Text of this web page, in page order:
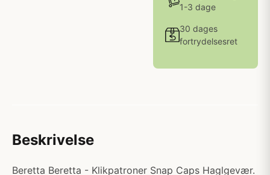
1-3 dage
30 dages
fortrydelsesret
Beskrivelse
Beretta Beretta - Klikpatroner Snap Caps Haglgevær.